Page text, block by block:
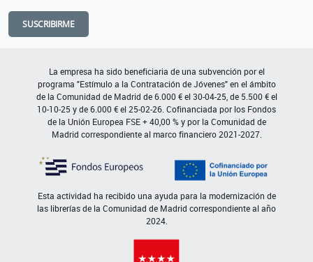
SUSCRIBIRME
La empresa ha sido beneficiaria de una subvención por el
programa "Estímulo a la Contratación de Jóvenes" en el ámbito
de la Comunidad de Madrid de 6.000 € el 30-04-25, de 5.500 € el
10-10-25 y de 6.000 € el 25-02-26. Cofinanciada por los Fondos
de la Unión Europea FSE + 40,00 % y por la Comunidad de
Madrid correspondiente al marco financiero 2021-2027.
Esta actividad ha recibido una ayuda para la modernización de
las librerías de la Comunidad de Madrid correspondiente al año
2024.